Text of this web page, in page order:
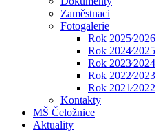
Zaměstnaci
Fotogalerie
Rok 2025⁄2026
Rok 2024⁄2025
Rok 2023⁄2024
Rok 2022⁄2023
Rok 2021⁄2022
Kontakty
MŠ Čeložnice
Aktuality